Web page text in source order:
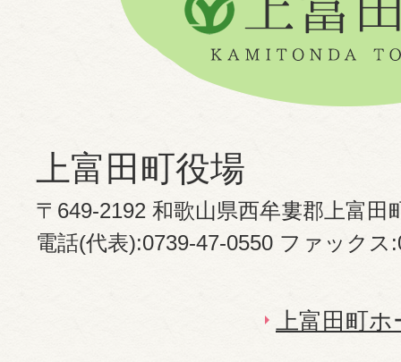
上富田町役場
〒649-2192 和歌山県西牟婁郡上富田
電話(代表):0739-47-0550 ファックス
上富田町